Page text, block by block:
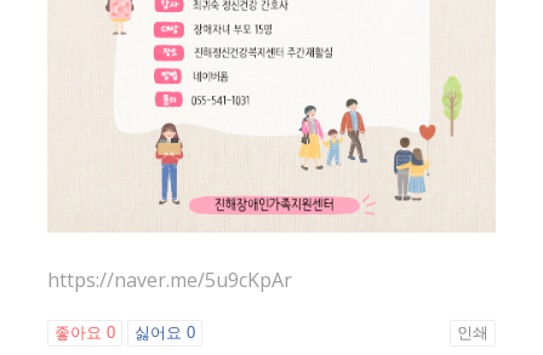
https://naver.me/5u9cKpAr
좋아요 0 싫어요 0 인쇄